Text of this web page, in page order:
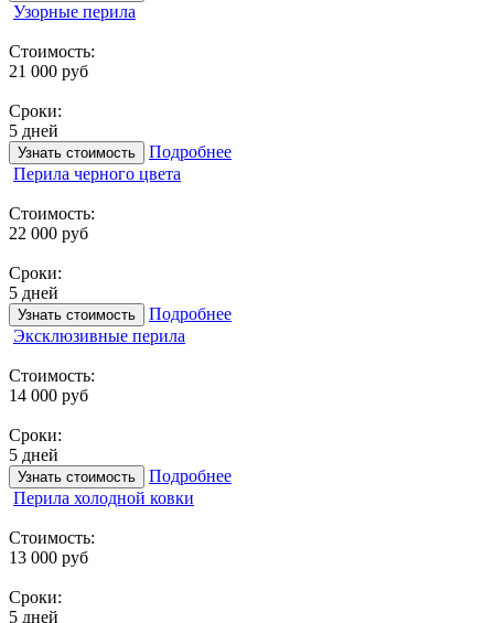
Узорные перила
Стоимость:
21 000 руб
Сроки:
5 дней
Узнать стоимость
Подробнее
Перила черного цвета
Стоимость:
22 000 руб
Сроки:
5 дней
Узнать стоимость
Подробнее
Эксклюзивные перила
Стоимость:
14 000 руб
Сроки:
5 дней
Узнать стоимость
Подробнее
Перила холодной ковки
Стоимость:
13 000 руб
Сроки:
5 дней